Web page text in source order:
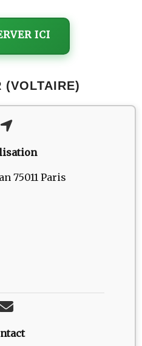
ICI
(VOLTAIRE)
75011 Paris